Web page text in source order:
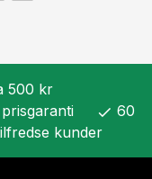
500 kr
check 60
kunder